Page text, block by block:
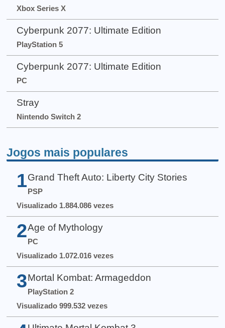
Xbox Series X
Cyberpunk 2077: Ultimate Edition
PlayStation 5
Cyberpunk 2077: Ultimate Edition
PC
Stray
Nintendo Switch 2
Jogos mais populares
1 Grand Theft Auto: Liberty City Stories
PSP
Visualizado 1.884.086 vezes
2 Age of Mythology
PC
Visualizado 1.072.016 vezes
3 Mortal Kombat: Armageddon
PlayStation 2
Visualizado 999.532 vezes